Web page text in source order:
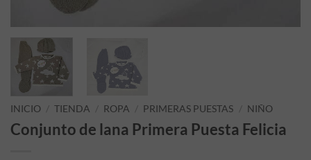
INICIO / TIENDA / ROPA / PRIMERAS PUESTAS / NIÑO
Conjunto de lana Primera Puesta Felicia